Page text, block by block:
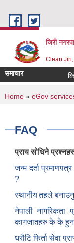
जिरी
Clean
समाचार
You are
Home » eGov
FAQ
प्राय सोधिने
जन्म दर्ता
?
स्थानीय तहले
नेपाली नागरिकता
कागजातहरु के के
धरौटि फिर्ता सेवा